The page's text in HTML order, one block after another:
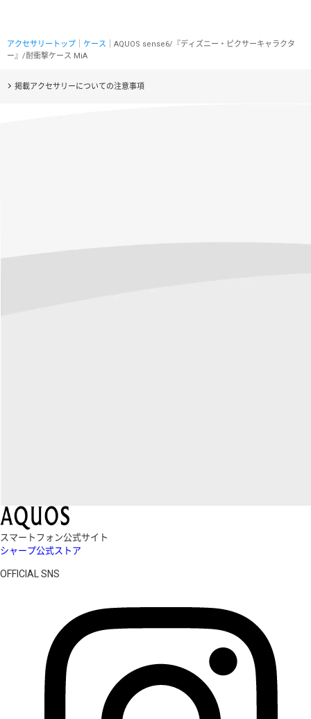
アクセサリートップ ケース ｜AQUOS sense6/『ディズニー・ピクサーキャラクタ
ー』/耐衝撃ケース MiA
掲載アクセサリーについての注意事項
スマートフォン公式サイト
シャープ公式ストア
OFFICIAL SNS